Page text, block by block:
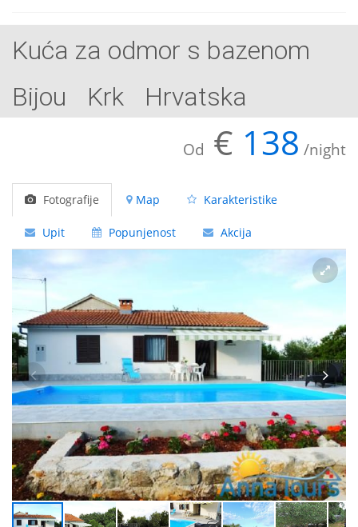
Kuća za odmor s bazenom
Bijou
Krk Hrvatska
Od € 138 /night
Fotografije Map Karakteristike
Upit Popunjenost Akcija